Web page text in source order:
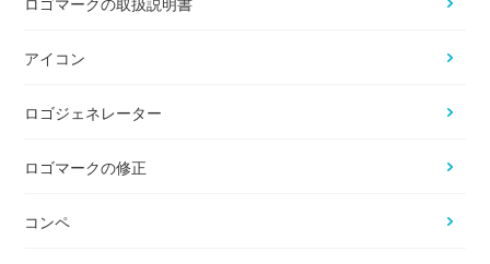
アイコン
ロゴジェネレーター
ロゴマークの修正
コンペ